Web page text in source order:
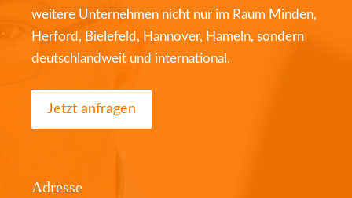
weitere Unternehmen nicht nur im Raum Minden,
Herford, Bielefeld, Hannover, Hameln, sondern
deutschlandweit und international.
Jetzt anfragen
Adresse